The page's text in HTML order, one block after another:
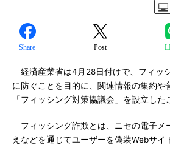
Share Post
経済産業省は4月28日付けで、フィッ
に防ぐことを目的に、関連情報の集約や
「フィッシング対策協議会」を設立した
フィッシング詐欺とは、ニセの電子メ
えなどを通じてユーザーを偽装Webサイ